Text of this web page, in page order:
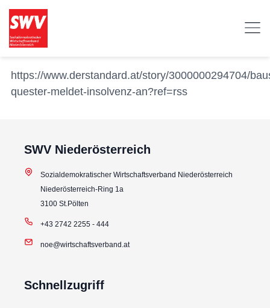
https://www.derstandard.at/story/3000000294704/
quester-meldet-insolvenz-an?ref=rss
SWV Niederösterreich
Sozialdemokratischer Wirtschaftsverband Niederösterreich
Niederösterreich-Ring 1a
3100 St.Pölten
+43 2742 2255 - 444
noe@wirtschaftsverband.at
Schnellzugriff